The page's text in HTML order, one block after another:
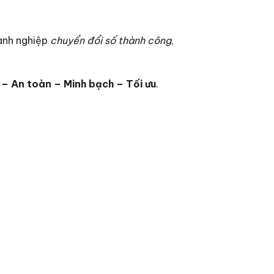
nghiệp chuyển đổi số thành công,
An toàn – Minh bạch – Tối ưu.